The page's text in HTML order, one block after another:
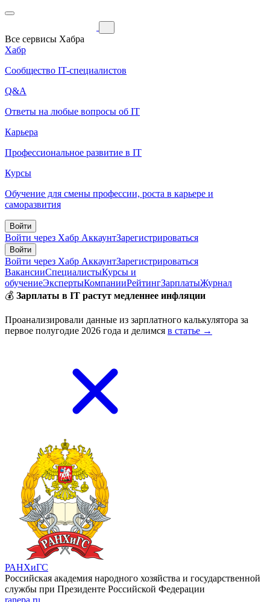
Все сервисы Хабра
Хабр
Сообщество IT-специалистов
Q&A
Ответы на любые вопросы об IT
Карьера
Профессиональное развитие в IT
Курсы
Обучение для смены профессии, роста в карьере и
саморазвития
Войти
Войти через Хабр АккаунтЗарегистрироваться
Войти
Войти через Хабр АккаунтЗарегистрироваться
ВакансииСпециалистыКурсы и
обучениеЭкспертыКомпанииРейтингЗарплатыЖурнал
💰 Зарплаты в IT растут медленнее инфляции
Проанализировали данные из зарплатного калькулятора за
первое полугодие 2026 года и делимся в статье →
РАНХиГС
Российская академия народного хозяйства и государственной
службы при Президенте Российской Федерации
ranepa.ru